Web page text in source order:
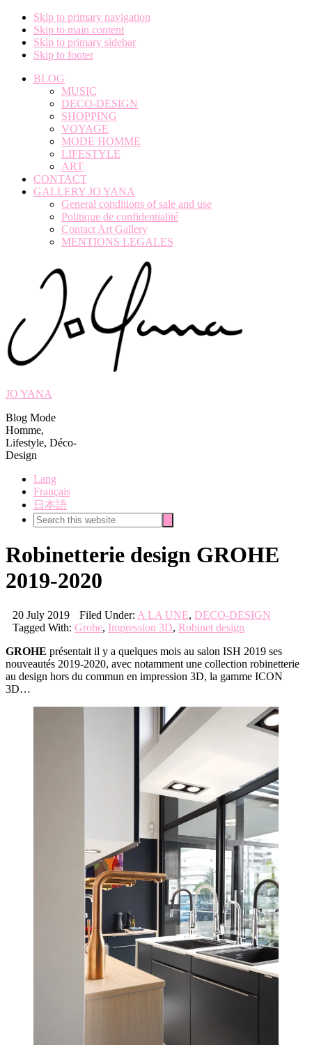
Skip to primary navigation
Skip to main content
Skip to primary sidebar
Skip to footer
BLOG
MUSIC
DECO-DESIGN
SHOPPING
VOYAGE
MODE HOMME
LIFESTYLE
ART
CONTACT
GALLERY JO YANA
General conditions of sale and use
Politique de confidentialité
Contact Art Gallery
MENTIONS LEGALES
JO YANA
Blog Mode
Homme,
Lifestyle, Déco-
Design
Lang
Français
日本語
Search
this
Robinetterie design GROHE
2019-2020
20 July 2019 Filed Under: A LA UNE, DECO-DESIGN
Tagged With: Grohe, Impression 3D, Robinet design
GROHE présentait il y a quelques mois au salon ISH 2019 ses
nouveautés 2019-2020, avec notamment une collection robinetterie
au design hors du commun en impression 3D, la gamme ICON
3D…